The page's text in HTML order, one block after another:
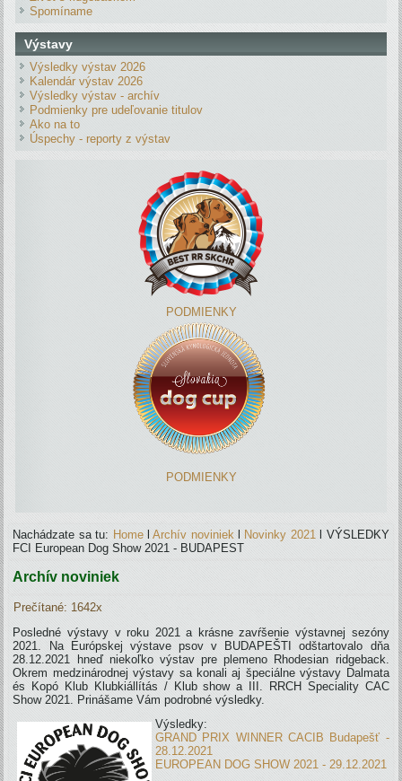
Spomíname
Výstavy
Výsledky výstav 2026
Kalendár výstav 2026
Výsledky výstav - archív
Podmienky pre udeľovanie titulov
Ako na to
Úspechy - reporty z výstav
PODMIENKY
PODMIENKY
Nachádzate sa tu: HomelArchív noviniekl Novinky 2021l VÝSLEDKY
FCI European Dog Show 2021 - BUDAPEST
Archív noviniek
Prečítané: 1642x
Posledné výstavy v roku 2021 a krásne zavŕšenie výstavnej sezóny
2021. Na Európskej výstave psov v BUDAPEŠTI odštartovalo dňa
28.12.2021 hneď niekoľko výstav pre plemeno Rhodesian ridgeback.
Okrem medzinárodnej výstavy sa konali aj špeciálne výstavy Dalmata
és Kopó Klub Klubkiállítás / Klub show a III. RRCH Speciality CAC
Show 2021. Prinášame Vám podrobné výsledky.
Výsledky:
GRAND PRIX WINNER CACIB Budapešť -
28.12.2021
EUROPEAN DOG SHOW 2021 - 29.12.2021